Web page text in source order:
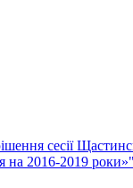
сесії
на 2016-2019 роки»"